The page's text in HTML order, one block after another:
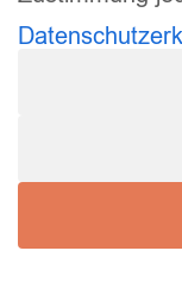
E-Mail*